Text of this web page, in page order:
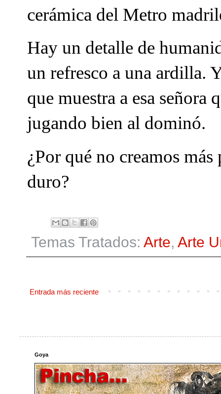
cerámica del Metro
Hay un detalle de
un refresco a una ardilla.
que muestra a esa señora
jugando bien al dominó.
¿Por qué no creamos
duro?
Temas Tratados: Arte, Arte
Entrada más reciente
Goya